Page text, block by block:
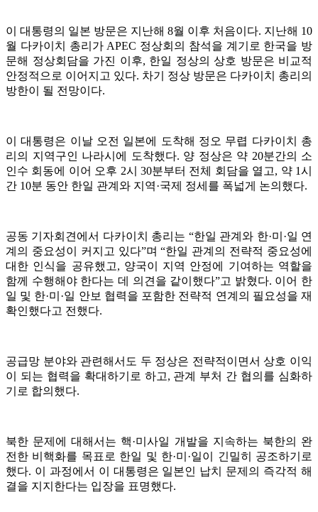
이 대통령의 일본 방문은 지난해 8월 이후 처음이다. 지난해 10
월 다카이치 총리가 APEC 정상회의 참석을 계기로 한국을 방
문해 정상회담을 가진 이후, 한일 정상의 상호 방문은 비교적
안정적으로 이어지고 있다. 차기 정상 방문은 다카이치 총리의
방한이 될 전망이다.
이 대통령은 이날 오전 일본에 도착해 정오 무렵 다카이치 총
리의 지역구인 나라시에 도착했다. 양 정상은 약 20분간의 소
인수 회동에 이어 오후 2시 30분부터 전체 회담을 열고, 약 1시
간 10분 동안 한일 관계와 지역·국제 정세를 폭넓게 논의했다.
공동 기자회견에서 다카이치 총리는 “한일 관계와 한·미·일 연
계의 중요성이 커지고 있다”며 “한일 관계의 전략적 중요성에
대한 인식을 공유했고, 양국이 지역 안정에 기여하는 역할을
함께 수행해야 한다는 데 의견을 같이했다”고 밝혔다. 이어 한
일 및 한·미·일 안보 협력을 포함한 전략적 연계의 필요성을 재
확인했다고 전했다.
공급망 분야와 관련해서도 두 정상은 전략적이면서 상호 이익
이 되는 협력을 확대하기로 하고, 관계 부처 간 협의를 심화하
기로 합의했다.
북한 문제에 대해서는 핵·미사일 개발을 지속하는 북한의 완
전한 비핵화를 목표로 한일 및 한·미·일이 긴밀히 공조하기로
했다. 이 과정에서 이 대통령은 일본인 납치 문제의 즉각적 해
결을 지지한다는 입장을 표명했다.